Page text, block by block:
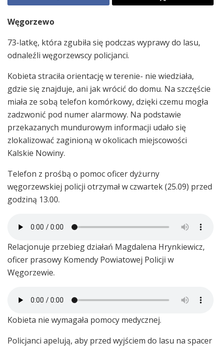
Węgorzewo
73-latkę, która zgubiła się podczas wyprawy do lasu,
odnaleźli węgorzewscy policjanci.
Kobieta straciła orientację w terenie- nie wiedziała,
gdzie się znajduje, ani jak wrócić do domu. Na szczęście
miała ze sobą telefon komórkowy, dzięki czemu mogła
zadzwonić pod numer alarmowy. Na podstawie
przekazanych mundurowym informacji udało się
zlokalizować zaginioną w okolicach miejscowości
Kalskie Nowiny.
Telefon z prośbą o pomoc oficer dyżurny
węgorzewskiej policji otrzymał w czwartek (25.09) przed
godziną 13.00.
Relacjonuje przebieg działań Magdalena Hrynkiewicz,
oficer prasowy Komendy Powiatowej Policji w
Węgorzewie.
Kobieta nie wymagała pomocy medycznej.
Policjanci apelują, aby przed wyjściem do lasu na spacer